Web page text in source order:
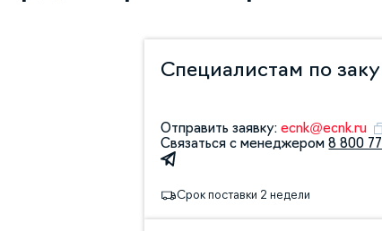
Специалистам по
Отправить заявку:ecnk@ecnk.ru
Связаться с менеджером8 800
Срок поставки 2 недели